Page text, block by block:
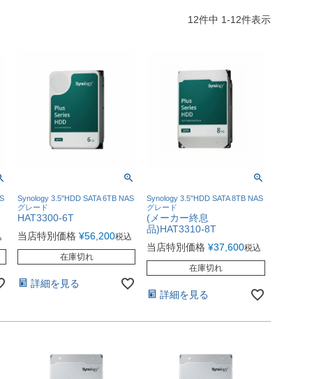
12件中 1-12件表示
Synology 3.5"HDD SATA 6TB NAS
グレード
HAT3300-6T
当店特別価格 ¥56,200税込
在庫切れ
詳細を見る
Synology 3.5"HDD SATA 8TB NAS
グレード
(メーカー終息
品)HAT3310-8T
当店特別価格 ¥37,600税込
在庫切れ
詳細を見る